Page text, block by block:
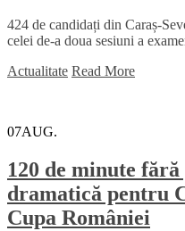
424 de candidați din Caraș-
celei de-a doua sesiuni a
Actualitate Read More
07AUG.
120 de minute
dramatică pentru
Cupa României